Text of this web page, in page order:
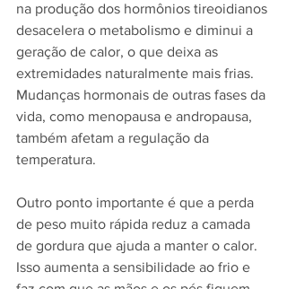
na produção dos hormônios tireoidianos
desacelera o metabolismo e diminui a
geração de calor, o que deixa as
extremidades naturalmente mais frias.
Mudanças hormonais de outras fases da
vida, como menopausa e andropausa,
também afetam a regulação da
temperatura.
Outro ponto importante é que a perda
de peso muito rápida reduz a camada
de gordura que ajuda a manter o calor.
Isso aumenta a sensibilidade ao frio e